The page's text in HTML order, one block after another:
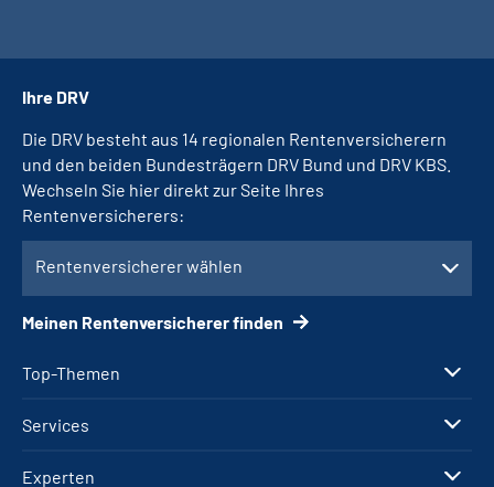
Top-Themen
Services
Experten
Ihre DRV
Die DRV besteht aus 14 regionalen Rentenversicherern
und den beiden Bundesträgern DRV Bund und DRV KBS.
Wechseln Sie hier direkt zur Seite Ihres
Rentenversicherers:
Rentenversicherer wählen
Meinen Rentenversicherer finden